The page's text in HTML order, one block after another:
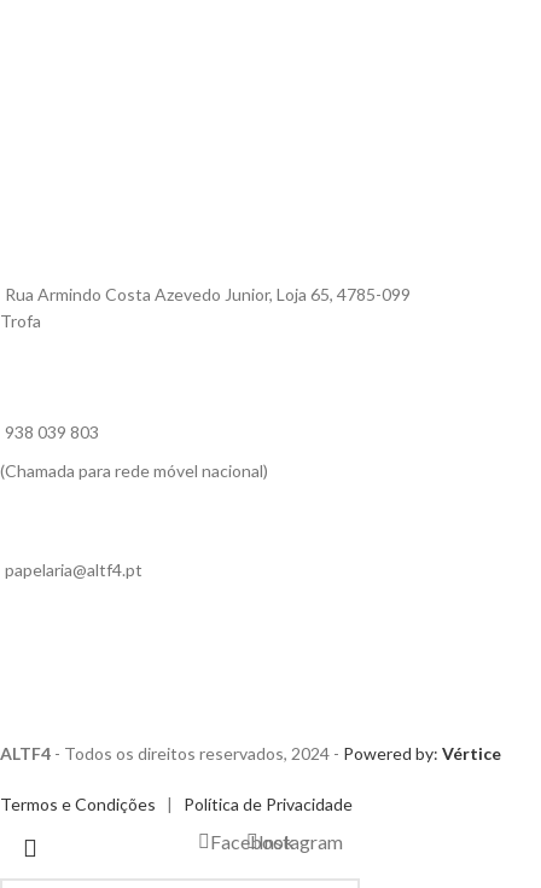
Rua Armindo Costa Azevedo Junior, Loja 65, 4785-099
Trofa
938 039 803
(Chamada para rede móvel nacional)
papelaria@altf4.pt
ALTF4 - Todos os direitos reservados, 2024 - Powered by: Vértice
Termos e Condições | Política de Privacidade
FacebookInstagram